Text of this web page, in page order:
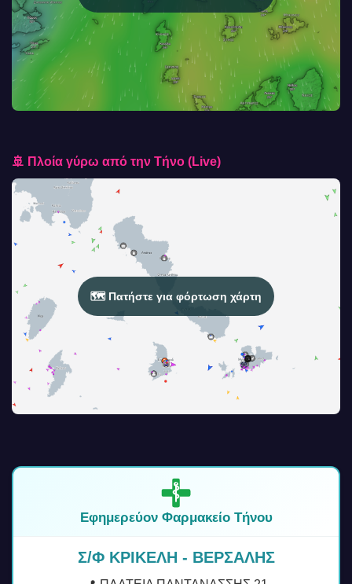
🚢 Πλοία γύρω από την Τήνο (Live)
🗺️ Πατήστε για φόρτωση χάρτη
Εφημερεύον Φαρμακείο Τήνου
Σ/Φ ΚΡΙΚΕΛΗ - ΒΕΡΣΑΛΗΣ